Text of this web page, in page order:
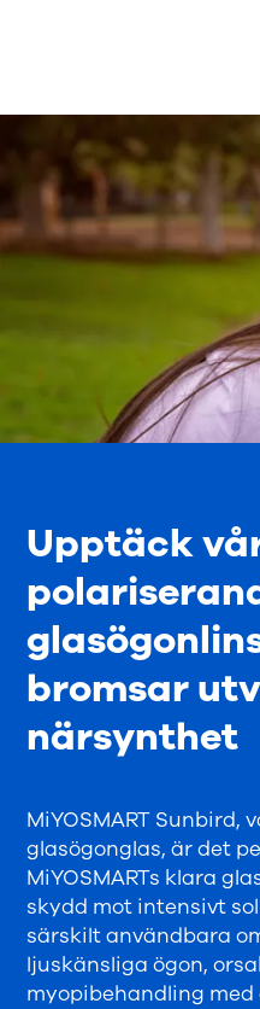
Upptäck
bromsar
närsynthet
MiYOSMART Sunbird,
glasögonglas, är det
MiYOSMARTs klara
skydd mot intensivt
särskilt användbara
ljuskänsliga ögon,
myopibehandling